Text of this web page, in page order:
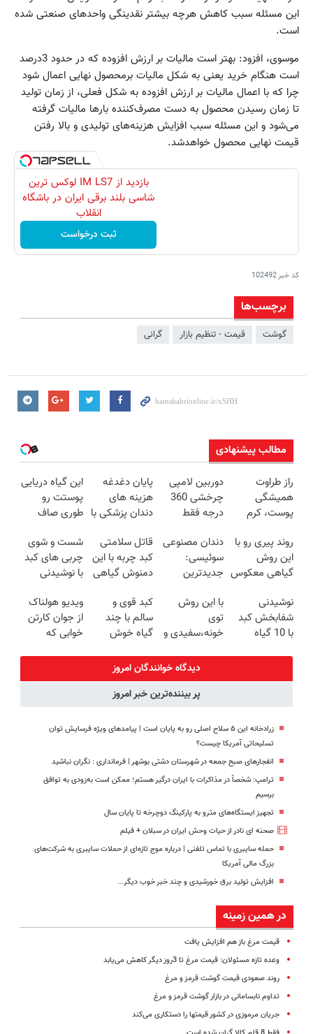
این مسئله سبب کاهش هرچه بیشتر نقدینگی واحدهای صنعتی شده
است.
موسوی، افزود: بهتر است مالیات بر ارزش افزوده که در حدود 3درصد
است هنگام خرید یعنی به شکل مالیات برمحصول نهایی اعمال شود
چرا که با اعمال مالیات بر ارزش افزوده به شکل فعلی، از زمان تولید
تا زمان رسیدن محصول به دست مصرف‌کننده بارها مالیات گرفته
می‌شود و این مسئله سبب افزایش هزینه‌های تولیدی و بالا رفتن
قیمت نهایی محصول خواهدشد.
بازدید از IM LS7 لوکس ترین
شاسی بلند برقی ایران در باشگاه
انقلاب
ثبت درخواست
کد خبر102492
برچسب‌ها
گوشت قیمت - تنظیم بازار گرانی
مطالب پیشنهادی
راز طراوت
همیشگی
پوست، کرم
با 45%تخفیف
دوربین لامپی
چرخشی 360
درجه فقط
🔥 پرداخت
درب منزل
پایان دغدغه
هزینه های
دندان پزشکی با
کننده خانگی
این گیاه دریایی
پوستت رو
طوری صاف
20سال جوون
شدی🔥
روند پیری رو با
این روش
گیاهی معکوس
دندان مصنوعی
سوئیسی:
جدیدترین
سبک و مقاوم |
پرداخت قسطی
قاتل سلامتی
کبد چربه با این
دمنوش گیاهی
شست و شوی
چربی های کبد
با نوشیدنی
نوشیدنی
شفابخش کبد
با 10 گیاه
با این روش
توی
خونه،سفیدی و
برگردون
(40%off)
کبد قوی و
سالم با چند
گیاه خوش
ویدیو هولناک
از جوان کارتن
خوابی که
دیدگاه خوانندگان امروز
پر بیننده‌ترین خبر امروز
زرادخانه این ۵ سلاح اصلی رو به پایان است | پیامدهای ویژه فرسایش توان
تسلیحاتی آمریکا چیست؟
انفجارهای صبح جمعه در شهرستان دشتی بوشهر | فرمانداری : نگران نباشید
ترامپ: شخصاً در مذاکرات با ایران درگیر هستم؛ ممکن است به‌زودی به توافق
برسیم
تجهیز ایستگاه‌های مترو به پارکینگ دوچرخه تا پایان سال
صحنه ای نادر از حیات وحش ایران در سبلان + فیلم
حمله سایبری با تماس تلفنی | درباره موج تازه‌ای از حملات سایبری به شرکت‌های
بزرگ مالی آمریکا
افزایش تولید برق خورشیدی و چند خبر خوب دیگر...
در همین زمینه
قیمت مرغ باز هم افزایش یافت
وعده‌ تازه‌ مسئولان: قیمت مرغ تا 3روز دیگر کاهش می‌یابد
روند صعودی قیمت گوشت قرمز و مرغ
تداوم نابسامانی در بازار گوشت قرمز و مرغ
جریان مرموزی در کشور قیمت‎ها را دستکاری می‌کند